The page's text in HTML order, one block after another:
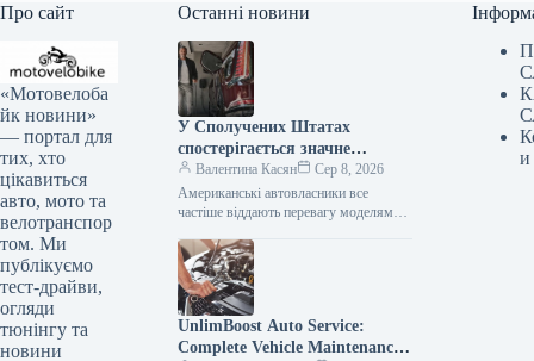
Про сайт
«Мотовелоба
йк новини»
— портал для
тих, хто
цікавиться
авто, мото та
велотранспор
том. Ми
публікуємо
тест-драйви,
огляди
тюнінгу та
новини
Останні новини
У Сполучених Штатах
спостерігається значне
зниження популярності
елітних автомобілів.
Валентина Касян
Сер 8, 2026
Американські автовласники все
частіше віддають перевагу моделям
аніж автомобілям преміум-класу. Дані,
зібрані J.D. Power за перше…
UnlimBoost Auto Service:
Complete Vehicle Maintenance
и